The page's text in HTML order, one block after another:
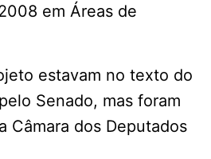
em Áreas de
estavam no texto do
Senado, mas foram
Câmara dos Deputados